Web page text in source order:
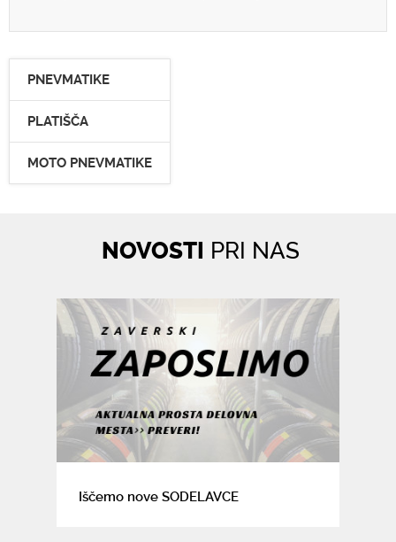
PNEVMATIKE
PLATIŠČA
MOTO PNEVMATIKE
NOVOSTI PRI NAS
Iščemo nove SODELAVCE